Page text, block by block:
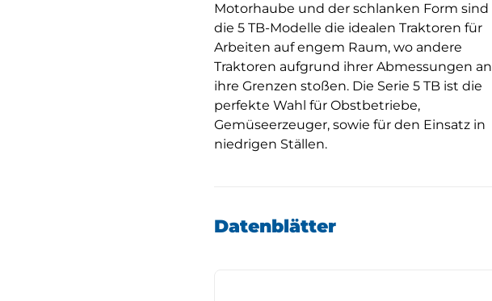
Motorhaube und der schlanken Form sind
die 5 TB-Modelle die idealen Traktoren für
Arbeiten auf engem Raum, wo andere
Traktoren aufgrund ihrer Abmessungen an
ihre Grenzen stoßen. Die Serie 5 TB ist die
perfekte Wahl für Obstbetriebe,
Gemüseerzeuger, sowie für den Einsatz in
niedrigen Ställen.
Datenblätter